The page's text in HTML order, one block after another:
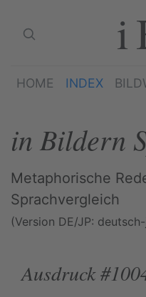
HOME INDEX
in Bildern
Metaphorische
Sprachvergleich
(Version DE/JP:
Ausdruck